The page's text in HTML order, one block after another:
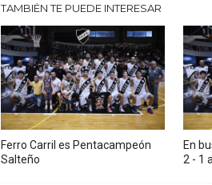
TAMBIÉN TE PUEDE INTERESAR
Ferro Carril es Pentacampeón
Salteño
En
2 - 1